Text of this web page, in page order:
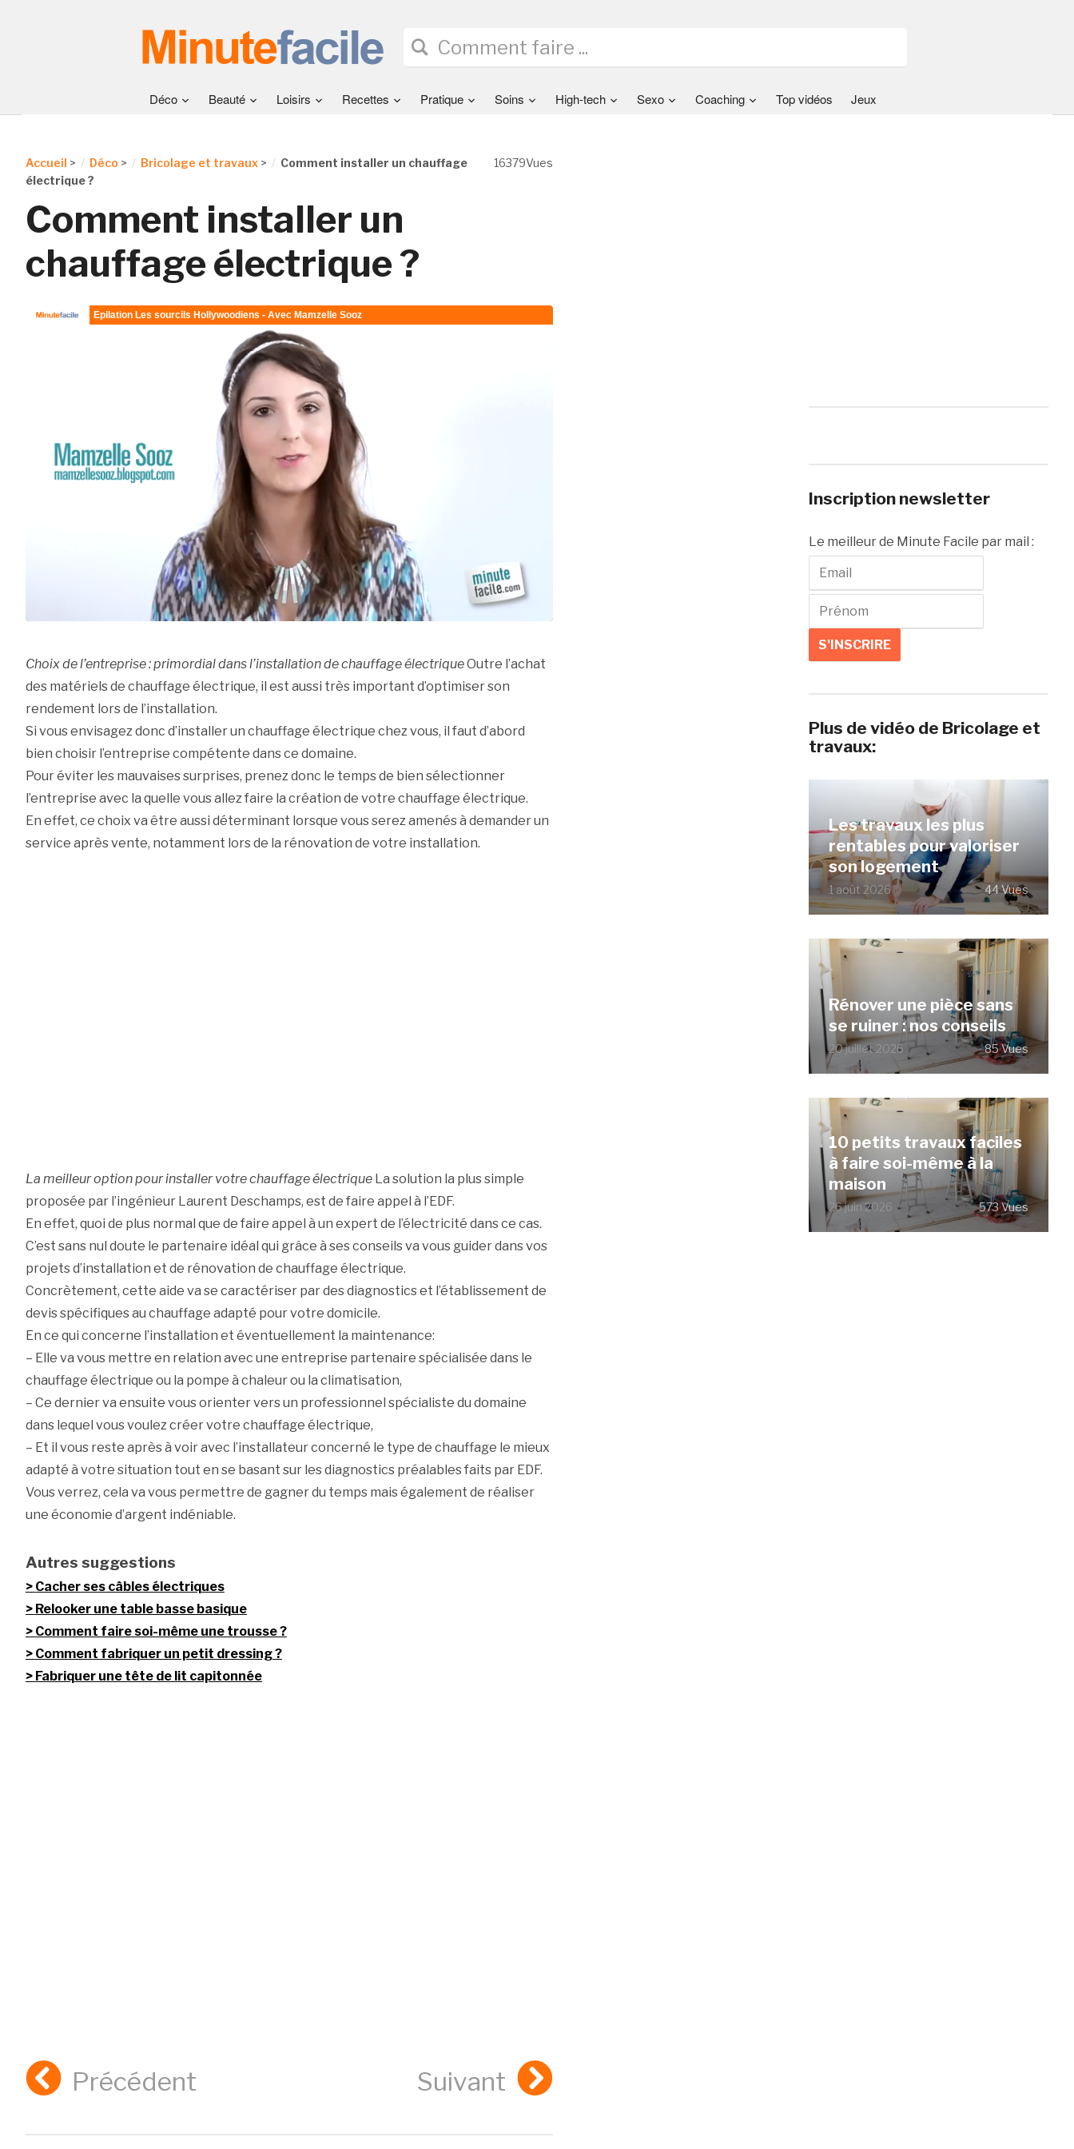
Déco Beauté Loisirs Recettes Pratique Soins High-tech Sexo Coaching Top vidéos Jeux
16379Vues
Accueil > Déco > Bricolage et travaux>
Comment installer un chauffage
électrique ?
Comment installer un
chauffage électrique ?
Choix de l’entreprise : primordial dans l’installation de chauffage électriqueOutre l’achat
des matériels de chauffage électrique, il est aussi très important d’optimiser son
rendement lors de l’installation.
Si vous envisagez donc d’installer un chauffage électrique chez vous, il faut d’abord
bien choisir l’entreprise compétente dans ce domaine.
Pour éviter les mauvaises surprises, prenez donc le temps de bien sélectionner
l’entreprise avec la quelle vous allez faire la création de votre chauffage électrique.
En effet, ce choix va être aussi déterminant lorsque vous serez amenés à demander un
service après vente, notamment lors de la rénovation de votre installation.
La meilleur option pour installer votre chauffage électriqueLa solution la plus simple
proposée par l’ingénieur Laurent Deschamps, est de faire appel à l’EDF.
En effet, quoi de plus normal que de faire appel à un expert de l’électricité dans ce cas.
C’est sans nul doute le partenaire idéal qui grâce à ses conseils va vous guider dans vos
projets d’installation et de rénovation de chauffage électrique.
Concrètement, cette aide va se caractériser par des diagnostics et l’établissement de
devis spécifiques au chauffage adapté pour votre domicile.
En ce qui concerne l’installation et éventuellement la maintenance:
– Elle va vous mettre en relation avec une entreprise partenaire spécialisée dans le
chauffage électrique ou la pompe à chaleur ou la climatisation,
– Ce dernier va ensuite vous orienter vers un professionnel spécialiste du domaine
dans lequel vous voulez créer votre chauffage électrique,
– Et il vous reste après à voir avec l’installateur concerné le type de chauffage le mieux
adapté à votre situation tout en se basant sur les diagnostics préalables faits par EDF.
Vous verrez, cela va vous permettre de gagner du temps mais également de réaliser
une économie d’argent indéniable.
Autres suggestions
Cacher ses câbles électriques
Relooker une table basse basique
Comment faire soi-même une trousse ?
Comment fabriquer un petit dressing ?
Fabriquer une tête de lit capitonnée
Précédent Suivant
Inscription newsletter
Le meilleur de Minute Facile par mail :
Plus de vidéo de Bricolage et
travaux:
Les travaux les plus
rentables pour valoriser
son logement
1 août 2026 44 Vues
Rénover une pièce sans
se ruiner : nos conseils
20 juillet 2026 85 Vues
10 petits travaux faciles
à faire soi-même à la
maison
26 juin 2026 573 Vues